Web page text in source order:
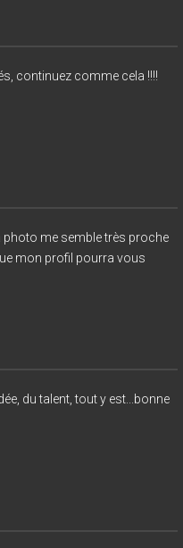
continuez comme cela !!!!
photo me semble très proche
mon profil pourra vous
du talent, tout y est...bonne